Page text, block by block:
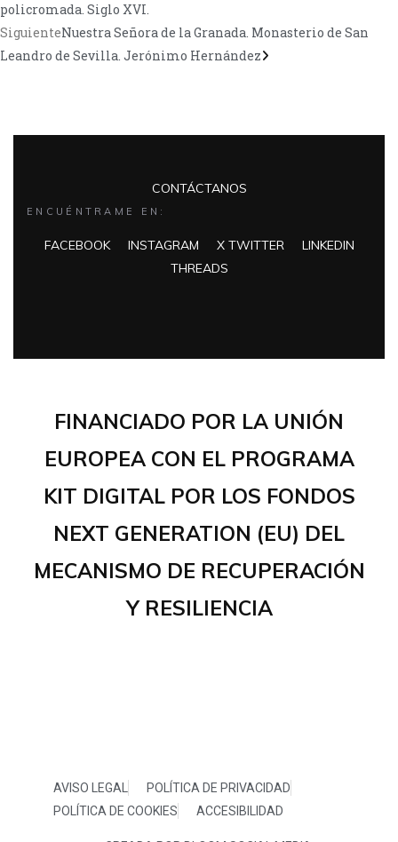
policromada. Siglo XVI.
SiguienteNuestra Señora de la Granada. Monasterio de San
Leandro de Sevilla. Jerónimo Hernández
CONTÁCTANOS
ENCUÉNTRAME EN:
FACEBOOK INSTAGRAM X TWITTER
LINKEDIN
THREADS
FINANCIADO POR LA UNIÓN
EUROPEA CON EL PROGRAMA
KIT DIGITAL POR LOS FONDOS
NEXT GENERATION (EU) DEL
MECANISMO DE RECUPERACIÓN
Y RESILIENCIA
AVISO LEGAL
POLÍTICA DE PRIVACIDAD
POLÍTICA DE COOKIES
ACCESIBILIDAD